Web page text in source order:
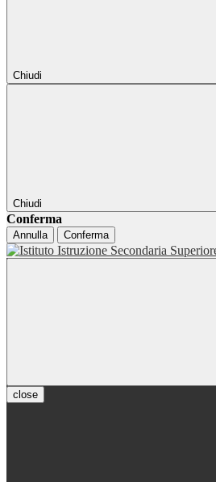
Chiudi
Chiudi
Conferma
Annulla Conferma
close